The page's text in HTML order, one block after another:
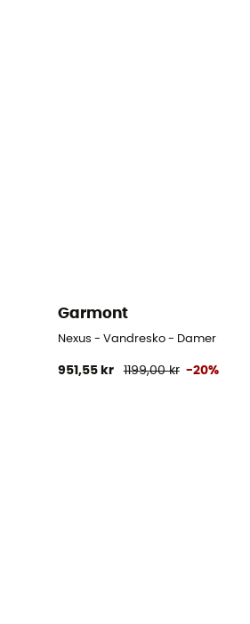
Garmont
Nexus - Vandresko - Damer
951,55 kr 1199,00 kr -20%